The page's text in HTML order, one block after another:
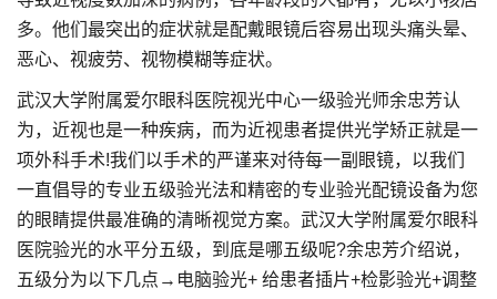
多。他们最突出的症状就是配戴眼镜后容易出现头痛头晕、
恶心、视疲劳、视物模糊等症状。
武汉大学附属爱尔眼科医院视光中心一级验光师余忠芳认
为，近视也是一种疾病，而为近视患者提供光学矫正就是一
项外科手术!我们以手术的严谨来对待每一副眼镜，以我们
一直倡导的专业五级验光法和精密的专业验光配镜设备为您
的眼睛提供最准确的清晰视觉方案。武汉大学附属爱尔眼科
医院验光的水平分五级，到底是哪五级呢?余忠芳介绍说，
五级分为以下几点→电脑验光+ 给患者插片+检影验光+调整